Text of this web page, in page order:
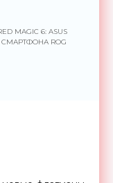
MAGIC 6: ASUS
ROG